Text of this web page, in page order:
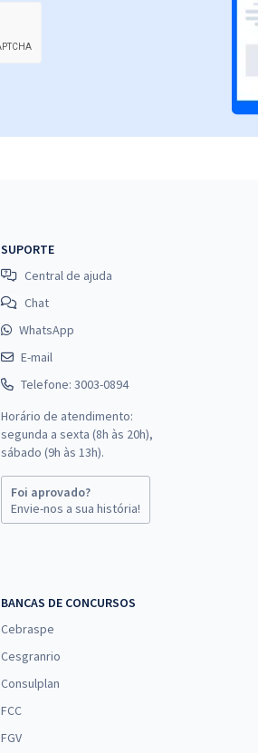
SUPORTE
Central de ajuda
Chat
WhatsApp
E-mail
Telefone: 3003-0894
Horário de atendimento:
segunda a sexta (8h às 20h),
sábado (9h às 13h).
Foi aprovado?
Envie-nos a sua história!
BANCAS DE CONCURSOS
Cebraspe
Cesgranrio
Consulplan
FCC
FGV